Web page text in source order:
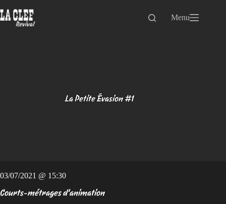
au
contenu
Menu
La Petite Évasion #1
03/07/2021 @ 15:30
Courts-métrages d'animation